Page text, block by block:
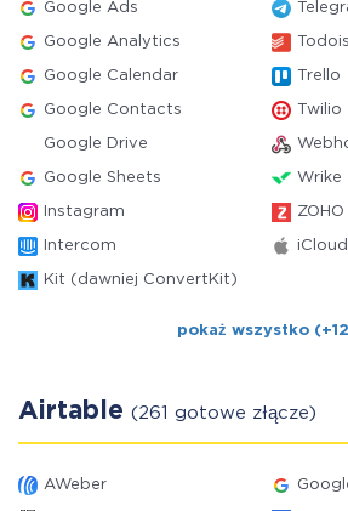
Google Ads
Google Analytics
Google Calendar Trello
Google Contacts Twilio
Google Drive
Google Sheets Wrike
Instagram ZOHO
Intercom iCloud
Kit (dawniej ConvertKit)
pokaż wszystko
Airtable (261 gotowe złącze)
AWeber